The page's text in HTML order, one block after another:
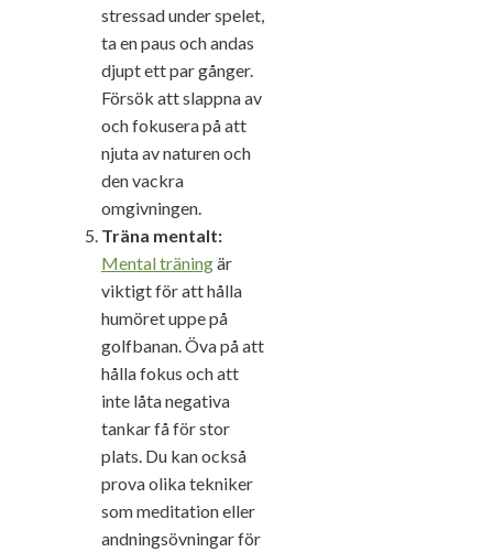
stressad under spelet,
ta en paus och andas
djupt ett par gånger.
Försök att slappna av
och fokusera på att
njuta av naturen och
den vackra
omgivningen.
Träna mentalt:
Mental träningär
viktigt för att hålla
humöret uppe på
golfbanan. Öva på att
hålla fokus och att
inte låta negativa
tankar få för stor
plats. Du kan också
prova olika tekniker
som meditation eller
andningsövningar för